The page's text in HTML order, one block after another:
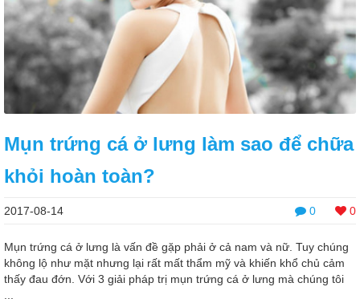
Mụn trứng cá ở lưng làm sao để chữa
khỏi hoàn toàn?
0 0
2017-08-14
Mụn trứng cá ở lưng là vấn đề gặp phải ở cả nam và nữ. Tuy chúng
không lộ như mặt nhưng lại rất mất thẩm mỹ và khiến khổ chủ cảm
thấy đau đớn. Với 3 giải pháp trị mụn trứng cá ở lưng mà chúng tôi